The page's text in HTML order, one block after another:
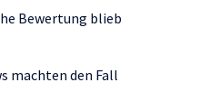
Bewertung blieb
machten den Fall